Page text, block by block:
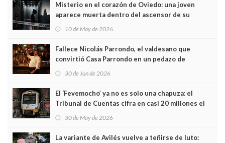
Misterio en el corazón de Oviedo: una joven
aparece muerta dentro del ascensor de su
edificio y las cámaras captan sus últimos minutos
10 de May de 2026
Fallece Nicolás Parrondo, el valdesano que
convirtió Casa Parrondo en un pedazo de
Asturias en Madrid
30 de Jun de 2026
El ‘Fevemocho’ ya no es solo una chapuza: el
Tribunal de Cuentas cifra en casi 20 millones el
sobrecoste de los trenes que no cabían por los
30 de May de 2026
La variante de Avilés vuelve a teñirse de luto: